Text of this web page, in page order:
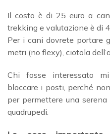
Il costo è di 25 euro a
trekking e valutazione è di
Per i cani dovrete portare
metri (no flexy), ciotola
Chi fosse interessato
bloccare i posti, perché
per permettere una
quadrupedi.